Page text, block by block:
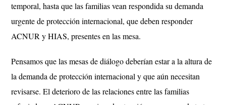
temporal, hasta que las familias vean respondida su demanda
urgente de protección internacional, que deben responder
ACNUR y HIAS, presentes en las mesa.
Pensamos que las mesas de diálogo deberían estar a la altura de
la demanda de protección internacional y que aún necesitan
revisarse. El deterioro de las relaciones entre las familias